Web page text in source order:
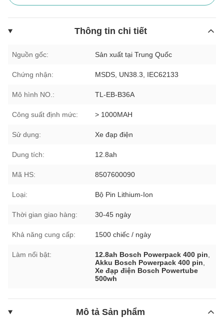
Thông tin chi tiết
Nguồn gốc: Sản xuất tại Trung Quốc
Chứng nhận: MSDS, UN38.3, IEC62133
Mô hình NO.: TL-EB-B36A
Công suất định mức: > 1000MAH
Sử dụng: Xe đạp điện
Dung tích: 12.8ah
Mã HS: 8507600090
Loại: Bộ Pin Lithium-Ion
Thời gian giao hàng: 30-45 ngày
Khả năng cung cấp: 1500 chiếc / ngày
Làm nổi bật: 12.8ah Bosch Powerpack 400 pin
Akku Bosch Powerpack 400 pin
Xe đạp điện Bosch Powertube
500wh
Mô tả Sản phẩm